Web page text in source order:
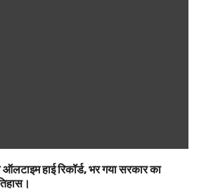
हाई रिकॉर्ड, भर गया सरकार का